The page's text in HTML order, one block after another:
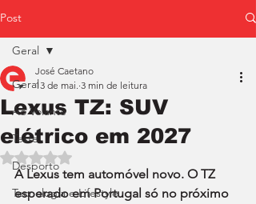
Post
Geral
Ao Volante
Teste
Desporto
Tecnologia e Lifestyle
Geral
Lexus TZ: SUV
elétrico em 2027
José Caetano
13 de mai. 3 min de leitura
Avaliado com NaN de 5 estrelas.
A Lexus tem automóvel novo. O TZ
esperado em Portugal só no próximo